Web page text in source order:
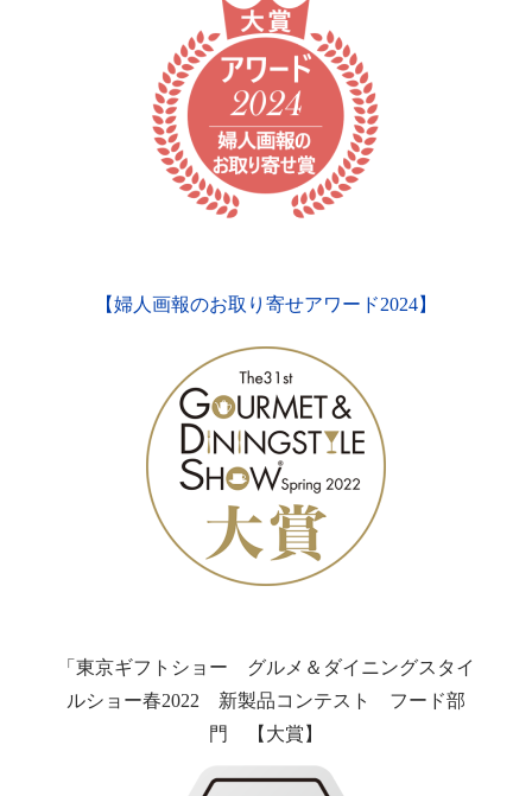
【婦人画報のお取り寄せアワード2024】
「東京ギフトショー グルメ＆ダイニングスタイ
ルショー春2022 新製品コンテスト フード部
門 【大賞】